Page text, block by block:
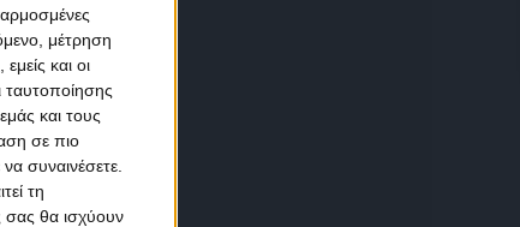
μέτρηση
και οι
ταυτοποίησης
και τους
σε πιο
συναινέσετε.
τη
σας θα ισχύουν